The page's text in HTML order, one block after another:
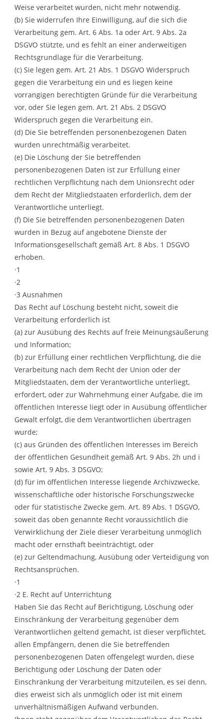
Weise verarbeitet wurden, nicht mehr notwendig.
(b) Sie widerrufen Ihre Einwilligung, auf die sich die
Verarbeitung gem. Art. 6 Abs. 1a oder Art. 9 Abs. 2a
DSGVO stützte, und es fehlt an einer anderweitigen
Rechtsgrundlage für die Verarbeitung.
(c) Sie legen gem. Art. 21 Abs. 1 DSGVO Widerspruch
gegen die Verarbeitung ein und es liegen keine
vorrangigen berechtigten Gründe für die Verarbeitung
vor, oder Sie legen gem. Art. 21 Abs. 2 DSGVO
Widerspruch gegen die Verarbeitung ein.
(d) Die Sie betreffenden personenbezogenen Daten
wurden unrechtmäßig verarbeitet.
(e) Die Löschung der Sie betreffenden
personenbezogenen Daten ist zur Erfüllung einer
rechtlichen Verpflichtung nach dem Unionsrecht oder
dem Recht der Mitgliedstaaten erforderlich, dem der
Verantwortliche unterliegt.
(f) Die Sie betreffenden personenbezogenen Daten
wurden in Bezug auf angebotene Dienste der
Informationsgesellschaft gemäß Art. 8 Abs. 1 DSGVO
erhoben.
·1
·2
·3 Ausnahmen
Das Recht auf Löschung besteht nicht, soweit die
Verarbeitung erforderlich ist
(a) zur Ausübung des Rechts auf freie Meinungsäußerung
und Information;
(b) zur Erfüllung einer rechtlichen Verpflichtung, die die
Verarbeitung nach dem Recht der Union oder der
Mitgliedstaaten, dem der Verantwortliche unterliegt,
erfordert, oder zur Wahrnehmung einer Aufgabe, die im
öffentlichen Interesse liegt oder in Ausübung öffentlicher
Gewalt erfolgt, die dem Verantwortlichen übertragen
wurde;
(c) aus Gründen des öffentlichen Interesses im Bereich
der öffentlichen Gesundheit gemäß Art. 9 Abs. 2h und i
sowie Art. 9 Abs. 3 DSGVO;
(d) für im öffentlichen Interesse liegende Archivzwecke,
wissenschaftliche oder historische Forschungszwecke
oder für statistische Zwecke gem. Art. 89 Abs. 1 DSGVO,
soweit das oben genannte Recht voraussichtlich die
Verwirklichung der Ziele dieser Verarbeitung unmöglich
macht oder ernsthaft beeinträchtigt, oder
(e) zur Geltendmachung, Ausübung oder Verteidigung von
Rechtsansprüchen.
·1
·2 E. Recht auf Unterrichtung
Haben Sie das Recht auf Berichtigung, Löschung oder
Einschränkung der Verarbeitung gegenüber dem
Verantwortlichen geltend gemacht, ist dieser verpflichtet,
allen Empfängern, denen die Sie betreffenden
personenbezogenen Daten offengelegt wurden, diese
Berichtigung oder Löschung der Daten oder
Einschränkung der Verarbeitung mitzuteilen, es sei denn,
dies erweist sich als unmöglich oder ist mit einem
unverhältnismäßigen Aufwand verbunden.